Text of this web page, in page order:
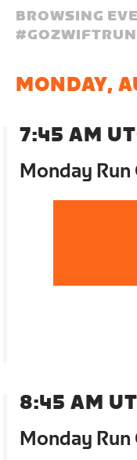
BROWSING
#GOZWIFTRUN
MONDAY,
7:45 AM
Monday Run
8:45 AM
Monday Run